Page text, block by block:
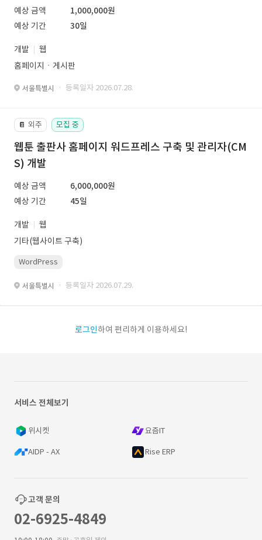
예상 금액
1,000,000원
예상 기간
30일
개발
웹
홈페이지ㆍ게시판
서울특별시 · 등록일자 2026.07.28.
📔 외주 모집 중
웹툰 출판사 홈페이지 워드프레스 구축 및 관리자(CM
S) 개발
예상 금액
6,000,000원
예상 기간
45일
개발
웹
기타(웹사이트 구축)
WordPress
서울특별시 · 등록일자 2026.07.29.
로그인하여 편리하게 이용하세요!
서비스 전체보기
위시켓 요즘IT
AIDP - AX Rise ERP
고객 문의
02-6925-4849